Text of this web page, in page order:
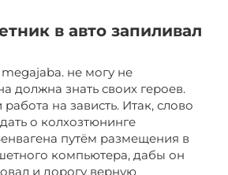
в авто запиливал
не могу не
должна знать своих героев.
на зависть. Итак, слово
о колхозтюнинге
путём размещения в
компьютера, дабы он
и дорогу верную